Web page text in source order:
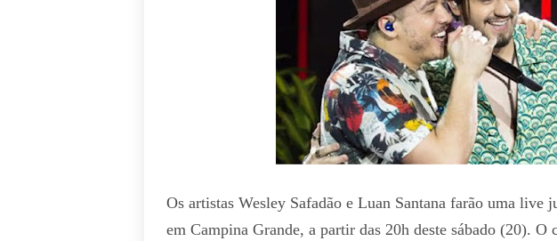
Os artistas Wesley Safadão e Luan Santana farão uma live
em Campina Grande, a partir das 20h deste sábado (20).